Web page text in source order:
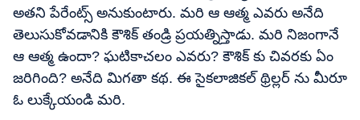
అతని పేరేంట్స్ అనుకుంటారు. మరి ఆ ఆత్మ ఎవరు అనేది
తెలుసుకోవడానికి కౌశిక్ తండ్రి ప్రయత్నిస్తాడు. మరి నిజంగానే
ఆ ఆత్మ ఉందా? ఘటికాచలం ఎవరు? కౌశిక్ కు చివరకు ఏం
జరిగింది? అనేది మిగతా కథ. ఈ సైకలాజికల్ థ్రిల్లర్ ను మీరూ
ఓ లుక్కేయండి మరి.